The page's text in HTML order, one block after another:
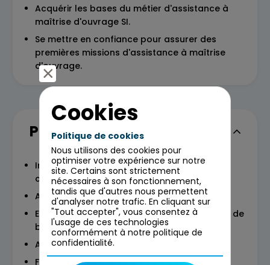
Acquérir les bases du métier d'assistance à
maîtrise d'ouvrage SI.
Se mettre en confiance pour assurer des
premières missions d'assistance à maîtrise
d'ouvrage.
Programme
Introduction : rôles MOA - AMOA - MOE,
contextes projet
Activités principales de l'AMOA :
Etude, analyse d'existant et cadrage, recueil de
besoin,
Analyse de la valeur du besoin et TCQ
Formalisation des besoins, recette
Cookies
Politique de cookies
Nous utilisons des cookies pour
optimiser votre expérience sur notre
site. Certains sont strictement
nécessaires à son fonctionnement,
tandis que d'autres nous permettent
d'analyser notre trafic. En cliquant sur
"Tout accepter", vous consentez à
l'usage de ces technologies
conformément à notre politique de
confidentialité.